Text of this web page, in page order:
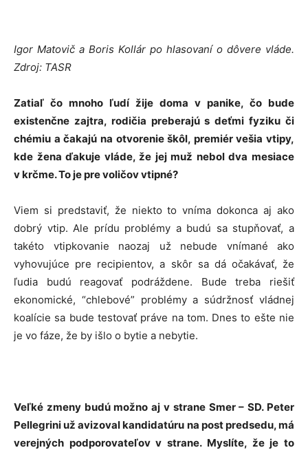
Igor Matovič a Boris Kollár po hlasovaní o dôvere vláde.
Zdroj: TASR
Zatiaľ čo mnoho ľudí žije doma v panike, čo bude
existenčne zajtra, rodičia preberajú s deťmi fyziku či
chémiu a čakajú na otvorenie škôl, premiér vešia vtipy,
kde žena ďakuje vláde, že jej muž nebol dva mesiace
v krčme. To je pre voličov vtipné?
Viem si predstaviť, že niekto to vníma dokonca aj ako
dobrý vtip. Ale prídu problémy a budú sa stupňovať, a
takéto vtipkovanie naozaj už nebude vnímané ako
vyhovujúce pre recipientov, a skôr sa dá očakávať, že
ľudia budú reagovať podráždene. Bude treba riešiť
ekonomické, “chlebové” problémy a súdržnosť vládnej
koalície sa bude testovať práve na tom. Dnes to ešte nie
je vo fáze, že by išlo o bytie a nebytie.
Veľké zmeny budú možno aj v strane Smer – SD. Peter
Pellegrini už avizoval kandidatúru na post predsedu, má
verejných podporovateľov v strane. Myslíte, že je to